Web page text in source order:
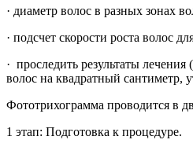
· диаметр волос в разных зонах
· подсчет скорости роста волос
· проследить результаты лечения
волос на квадратный сантиметр,
Фототрихограмма проводится в
1 этап: Подготовка к процедуре.